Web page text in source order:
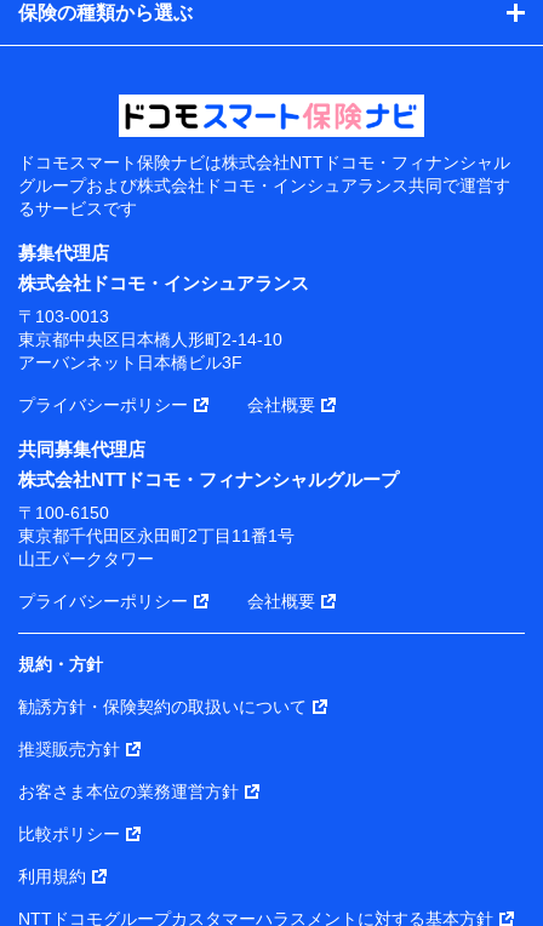
保険の種類から選ぶ
ドコモスマート保険ナビは株式会社NTTドコモ・フィナンシャル
グループおよび株式会社ドコモ・インシュアランス共同で運営す
るサービスです
募集代理店
株式会社ドコモ・インシュアランス
〒103-0013
東京都中央区日本橋人形町2-14-10
アーバンネット日本橋ビル3F
プライバシーポリシー 会社概要
共同募集代理店
株式会社NTTドコモ・フィナンシャルグループ
〒100-6150
東京都千代田区永田町2丁目11番1号
山王パークタワー
プライバシーポリシー 会社概要
規約・方針
勧誘方針・保険契約の取扱いについて
推奨販売方針
お客さま本位の業務運営方針
比較ポリシー
利用規約
NTTドコモグループカスタマーハラスメントに対する基本方針